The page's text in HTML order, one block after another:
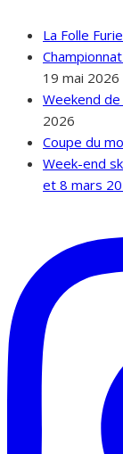
La Folle
19 mai 2026
Weekend de
2026
Coupe du
Week-end
et 8 mars